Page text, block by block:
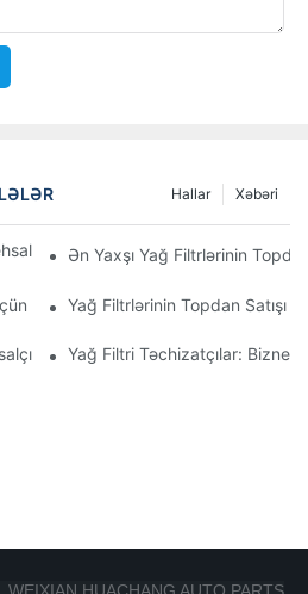
Xəbəri
Hallar
Edən Şirkətlər: Hərtərəfli Baxış
Ən Yaxşı Yağ Filtrlərinin
Düzgün Yağ Filtrinin Seçilməsi:
Yağ Filtrlərinin Topdan Satışı
Və Onların İnnovasiyalarına
Yağ Filtri Təchizatçılar: